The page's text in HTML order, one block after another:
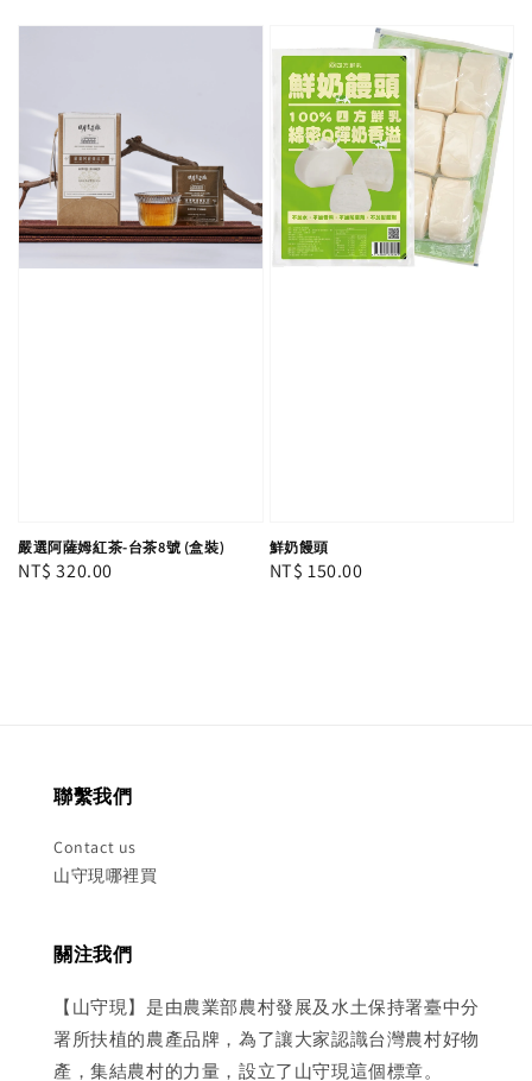
嚴選阿薩姆紅茶-台茶8號 (盒裝)
Regular
NT$ 320.00
鮮奶饅頭
Regular
NT$ 150.00
聯繫我們
Contact us
山守現哪裡買
關注我們
【山守現】是由農業部農村發展及水土保持署臺中分
署所扶植的農產品牌，為了讓大家認識台灣農村好物
產，集結農村的力量，設立了山守現這個標章。